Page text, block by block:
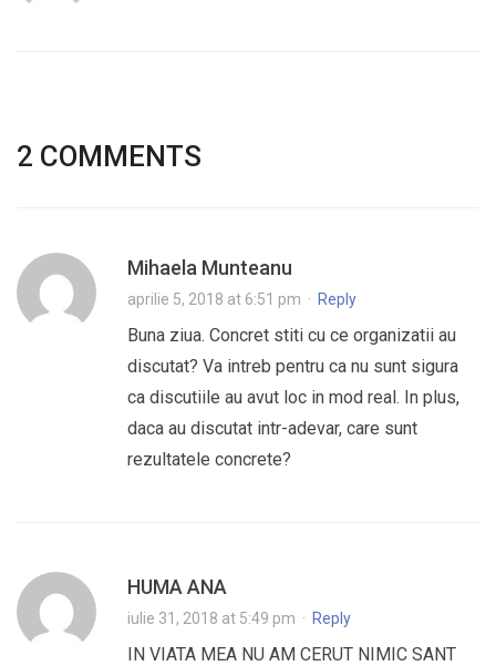
2 COMMENTS
Mihaela Munteanu
aprilie 5, 2018 at 6:51 pm · Reply
Buna ziua. Concret stiti cu ce organizatii au
discutat? Va intreb pentru ca nu sunt sigura
ca discutiile au avut loc in mod real. In plus,
daca au discutat intr-adevar, care sunt
rezultatele concrete?
HUMA ANA
iulie 31, 2018 at 5:49 pm · Reply
IN VIATA MEA NU AM CERUT NIMIC SANT